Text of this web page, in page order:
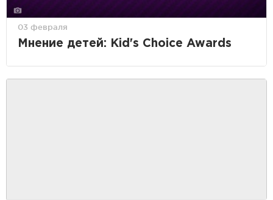
03 февраля
Мнение детей: Kid's Choice Awards